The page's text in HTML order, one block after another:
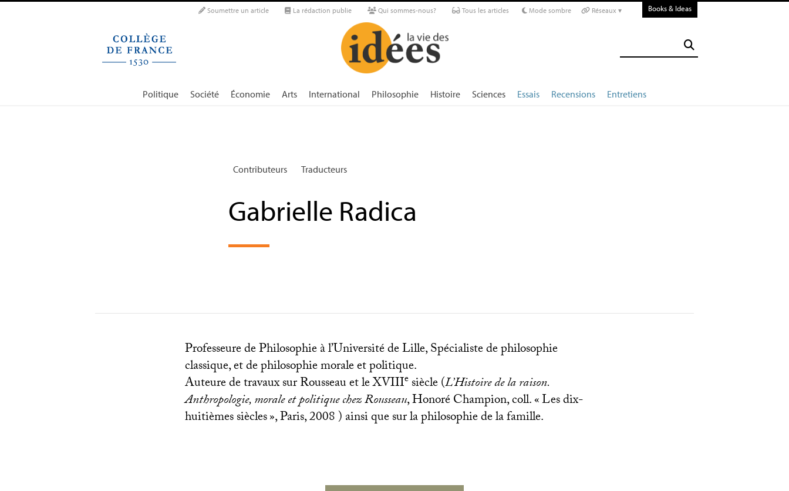
Soumettre un article La rédaction publie Qui sommes-nous? Tous les articles Mode sombre Réseaux ▾ Books & Ideas
Politique Société Économie Arts International Philosophie Histoire Sciences Essais Recensions Entretiens
Contributeurs Traducteurs
Gabrielle Radica
Professeure de Philosophie à l’Université de Lille, Spécialiste de philosophie
classique, et de philosophie morale et politique.
Auteure de travaux sur Rousseau et leXVIIIe siècle (L’Histoire de la raison.
Anthropologie, morale et politique chez Rousseau, Honoré Champion, coll. «Les dix-
huitièmes siècles», Paris, 2008 ) ainsi que sur la philosophie de la famille.